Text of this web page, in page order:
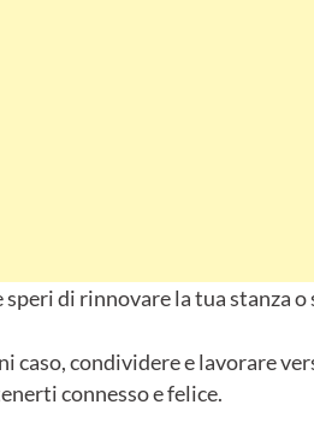
speri di rinnovare la tua stanza
caso, condividere e lavorare
connesso e felice.